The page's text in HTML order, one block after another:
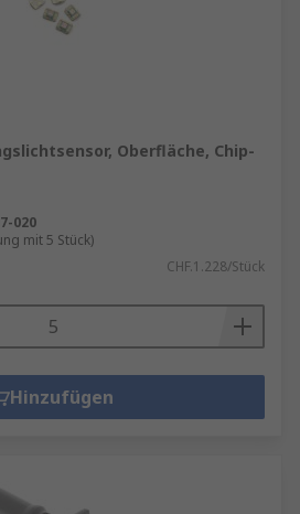
Oberfläche, Chip-
020
mit 5 Stück)
CHF.1.228/Stück
Hinzufügen